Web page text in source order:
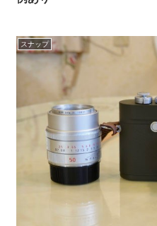
スナップ